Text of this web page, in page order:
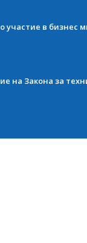
в бизнес
на Закона за